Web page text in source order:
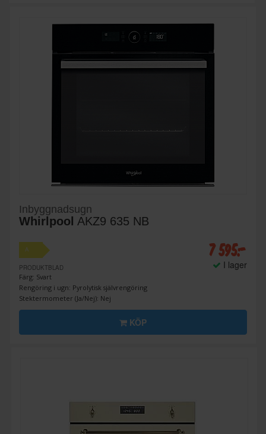
Inbyggnadsugn
Whirlpool AKZ9 635 NB
A
PRODUKTBLAD
Färg: Svart
Rengöring i ugn: Pyrolytisk självrengöring
Stektermometer (Ja/Nej): Nej
7 595:-
I lager
KÖP